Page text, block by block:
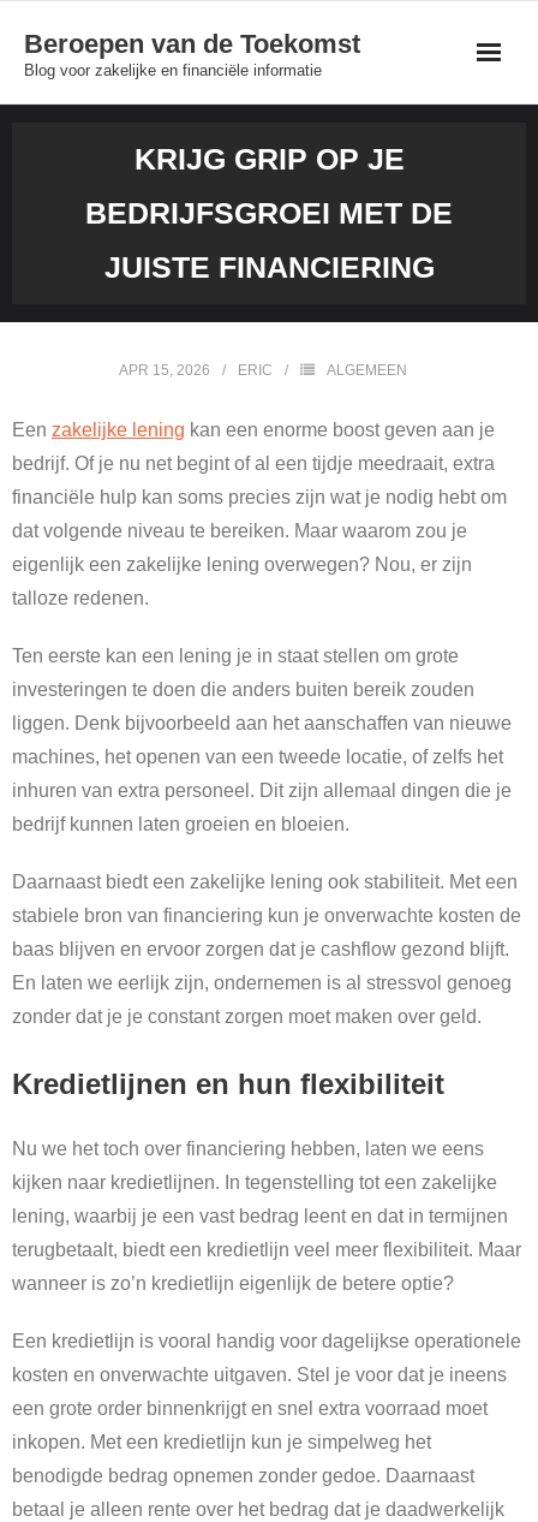
content
Beroepen van de Toekomst
Blog voor zakelijke en financiële informatie
KRIJG GRIP OP JE
BEDRIJFSGROEI MET DE
JUISTE FINANCIERING
APR 15, 2026 ERIC ALGEMEEN
Een zakelijke lening kan een enorme boost geven aan je
bedrijf. Of je nu net begint of al een tijdje meedraait, extra
financiële hulp kan soms precies zijn wat je nodig hebt om
dat volgende niveau te bereiken. Maar waarom zou je
eigenlijk een zakelijke lening overwegen? Nou, er zijn
talloze redenen.
Ten eerste kan een lening je in staat stellen om grote
investeringen te doen die anders buiten bereik zouden
liggen. Denk bijvoorbeeld aan het aanschaffen van nieuwe
machines, het openen van een tweede locatie, of zelfs het
inhuren van extra personeel. Dit zijn allemaal dingen die je
bedrijf kunnen laten groeien en bloeien.
Daarnaast biedt een zakelijke lening ook stabiliteit. Met een
stabiele bron van financiering kun je onverwachte kosten de
baas blijven en ervoor zorgen dat je cashflow gezond blijft.
En laten we eerlijk zijn, ondernemen is al stressvol genoeg
zonder dat je je constant zorgen moet maken over geld.
Kredietlijnen en hun flexibiliteit
Nu we het toch over financiering hebben, laten we eens
kijken naar kredietlijnen. In tegenstelling tot een zakelijke
lening, waarbij je een vast bedrag leent en dat in termijnen
terugbetaalt, biedt een kredietlijn veel meer flexibiliteit. Maar
wanneer is zo’n kredietlijn eigenlijk de betere optie?
Een kredietlijn is vooral handig voor dagelijkse operationele
kosten en onverwachte uitgaven. Stel je voor dat je ineens
een grote order binnenkrijgt en snel extra voorraad moet
inkopen. Met een kredietlijn kun je simpelweg het
benodigde bedrag opnemen zonder gedoe. Daarnaast
betaal je alleen rente over het bedrag dat je daadwerkelijk